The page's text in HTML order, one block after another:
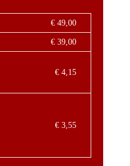
€ 49,00
€ 39,00
€ 4,15
€ 3,55